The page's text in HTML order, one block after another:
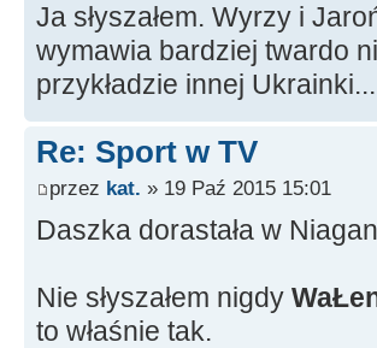
Ja słyszałem. Wyrzy i
wymawia bardziej twardo
przykładzie innej
Re: Sport w TV
przez kat. » 19 Paź 2015 15:01
Daszka dorastała w
Nie słyszałem nigdy
to właśnie tak.